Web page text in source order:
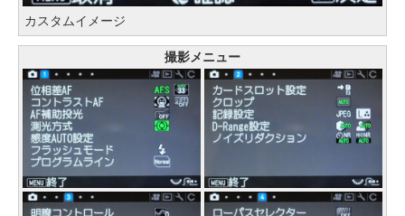
カスタムイメージ
撮影メニュー